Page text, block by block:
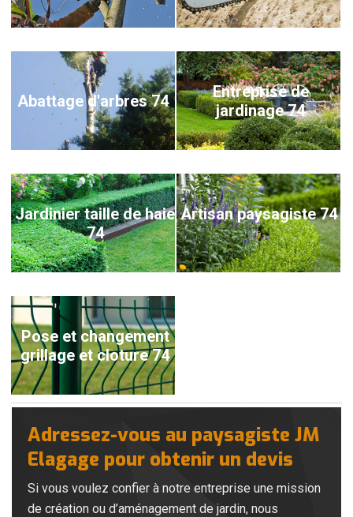
Abattage d'arbres 74
Entreprise de
jardinage 74
Jardinier taille de haie
74
Artisan paysagiste 74
Pose et changement
grillage et cloture 74
Adressez-vous au paysagiste JM
Elagage pour obtenir un devis
Si vous voulez confier à notre entreprise une mission
de création ou d’aménagement de jardin, nous